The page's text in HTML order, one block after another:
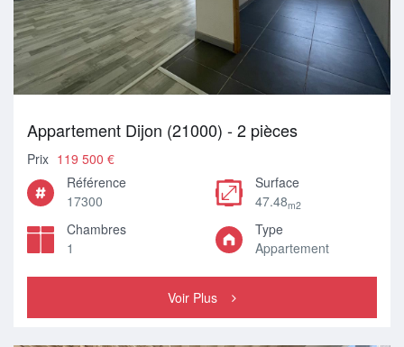
Appartement Dijon (21000) - 2 pièces
Prix 119 500 €
Référence
17300
Surface
47.48m2
Chambres
1
Type
Appartement
Voir Plus